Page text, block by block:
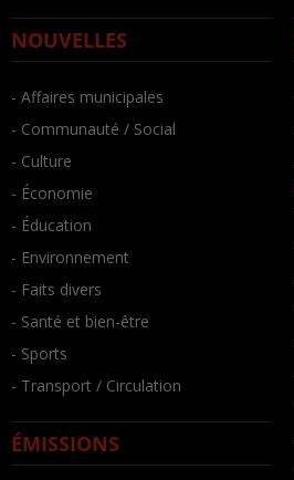
NOUVELLES
- Affaires municipales
- Communauté / Social
- Culture
- Économie
- Éducation
- Environnement
- Faits divers
- Santé et bien-être
- Sports
- Transport / Circulation
ÉMISSIONS